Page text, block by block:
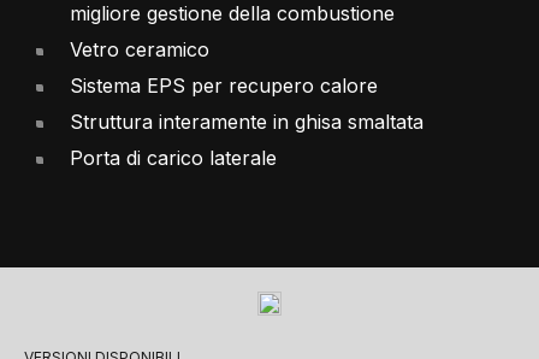
migliore gestione della combustione
Vetro ceramico
Sistema EPS per recupero calore
Struttura interamente in ghisa smaltata
Porta di carico laterale